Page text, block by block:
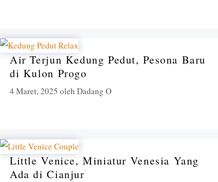
Air Terjun Kedung Pedut, Pesona Baru
di Kulon Progo
4 Maret, 2025 oleh Dadang O
Little Venice, Miniatur Venesia Yang
Ada di Cianjur